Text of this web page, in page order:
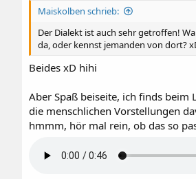
Maiskolben schrieb:
Der Dialekt ist auch sehr getroffen!
da, oder kennst jemanden von dort?
Beides xD hihi
Aber Spaß beiseite, ich finds beim
die menschlichen Vorstellungen
hmmm, hör mal rein, ob das so